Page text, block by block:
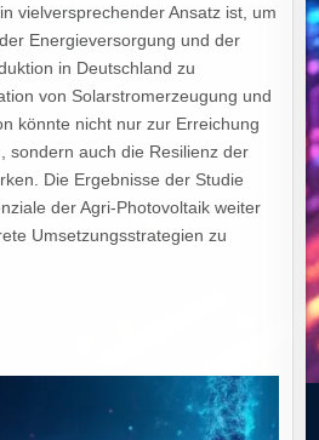
vielversprechender Ansatz ist, um
Energieversorgung und der
in Deutschland zu
von Solarstromerzeugung und
könnte nicht nur zur Erreichung
sondern auch die Resilienz der
Die Ergebnisse der Studie
der Agri-Photovoltaik weiter
Umsetzungsstrategien zu